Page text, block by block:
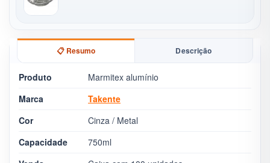
📋 Resumo Descrição
Produto
Marmitex alumínio
Marca
Takente
Cor
Cinza / Metal
Capacidade
750ml